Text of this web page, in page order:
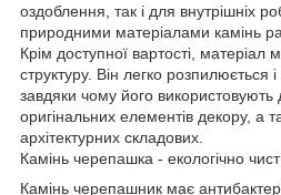
оздоблення, так і для внутрішніх
природними матеріалами камінь
Крім доступної вартості, матеріал
структуру. Він легко розпилюється і
завдяки чому його використовують
оригінальних елементів декору, а
архітектурних складових.
Камінь черепашка - екологічно
Камінь черепашник має